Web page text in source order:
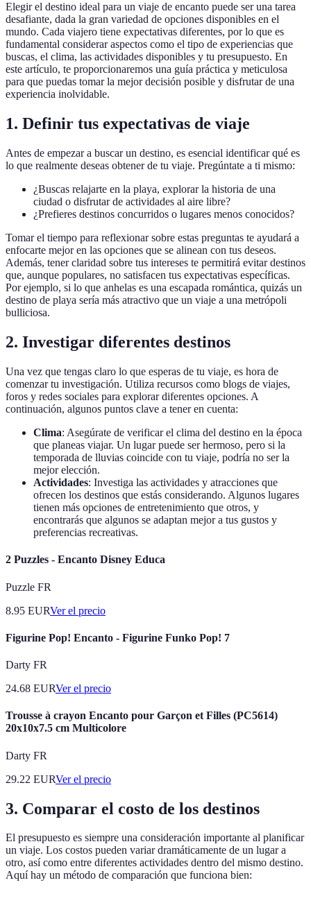
Elegir el destino ideal para un viaje de encanto puede ser una tarea
desafiante, dada la gran variedad de opciones disponibles en el
mundo. Cada viajero tiene expectativas diferentes, por lo que es
fundamental considerar aspectos como el tipo de experiencias que
buscas, el clima, las actividades disponibles y tu presupuesto. En
este artículo, te proporcionaremos una guía práctica y meticulosa
para que puedas tomar la mejor decisión posible y disfrutar de una
experiencia inolvidable.
1. Definir tus expectativas de viaje
Antes de empezar a buscar un destino, es esencial identificar qué es
lo que realmente deseas obtener de tu viaje. Pregúntate a ti mismo:
¿Buscas relajarte en la playa, explorar la historia de una
ciudad o disfrutar de actividades al aire libre?
¿Prefieres destinos concurridos o lugares menos conocidos?
Tomar el tiempo para reflexionar sobre estas preguntas te ayudará a
enfocarte mejor en las opciones que se alinean con tus deseos.
Además, tener claridad sobre tus intereses te permitirá evitar destinos
que, aunque populares, no satisfacen tus expectativas específicas.
Por ejemplo, si lo que anhelas es una escapada romántica, quizás un
destino de playa sería más atractivo que un viaje a una metrópoli
bulliciosa.
2. Investigar diferentes destinos
Una vez que tengas claro lo que esperas de tu viaje, es hora de
comenzar tu investigación. Utiliza recursos como blogs de viajes,
foros y redes sociales para explorar diferentes opciones. A
continuación, algunos puntos clave a tener en cuenta:
Clima: Asegúrate de verificar el clima del destino en la época
que planeas viajar. Un lugar puede ser hermoso, pero si la
temporada de lluvias coincide con tu viaje, podría no ser la
mejor elección.
Actividades: Investiga las actividades y atracciones que
ofrecen los destinos que estás considerando. Algunos lugares
tienen más opciones de entretenimiento que otros, y
encontrarás que algunos se adaptan mejor a tus gustos y
preferencias recreativas.
2 Puzzles - Encanto Disney Educa
Puzzle FR
8.95 EURVer el precio
Figurine Pop! Encanto - Figurine Funko Pop! 7
Darty FR
24.68 EURVer el precio
Trousse à crayon Encanto pour Garçon et Filles (PC5614)
20x10x7.5 cm Multicolore
Darty FR
29.22 EURVer el precio
3. Comparar el costo de los destinos
El presupuesto es siempre una consideración importante al planificar
un viaje. Los costos pueden variar dramáticamente de un lugar a
otro, así como entre diferentes actividades dentro del mismo destino.
Aquí hay un método de comparación que funciona bien: